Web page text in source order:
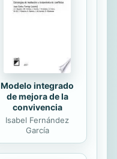
Modelo integrado
de mejora de la
convivencia
Isabel Fernández
García